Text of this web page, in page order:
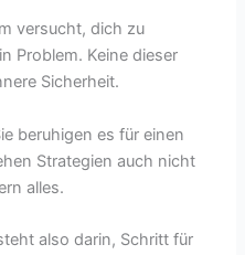
versucht, dich zu
Problem. Keine dieser
Sicherheit.
beruhigen es für einen
Strategien auch nicht
alles.
also darin, Schritt für